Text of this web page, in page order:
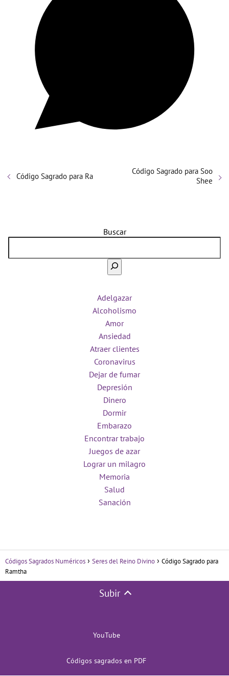
Código Sagrado para Ra
Código Sagrado para Soo
Shee
Buscar
Adelgazar
Alcoholismo
Amor
Ansiedad
Atraer clientes
Coronavirus
Dejar de fumar
Depresión
Dinero
Dormir
Embarazo
Encontrar trabajo
Juegos de azar
Lograr un milagro
Memoria
Salud
Sanación
Códigos Sagrados Numéricos Seres del Reino Divino
Código Sagrado para
Ramtha
Subir
YouTube
Códigos sagrados en PDF